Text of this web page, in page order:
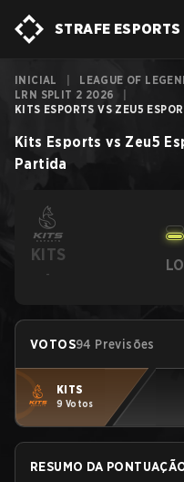
STRAFE ESPORTS
INICIAL LEAGUE OF
LRN SPLIT 2 2026
KITS ESPORTS VS ZEU5
Kits Esports vs Zeu5
Partida
KITS
-
VOTOS94 Previsões
KITS
9 Votos
RESUMO DA